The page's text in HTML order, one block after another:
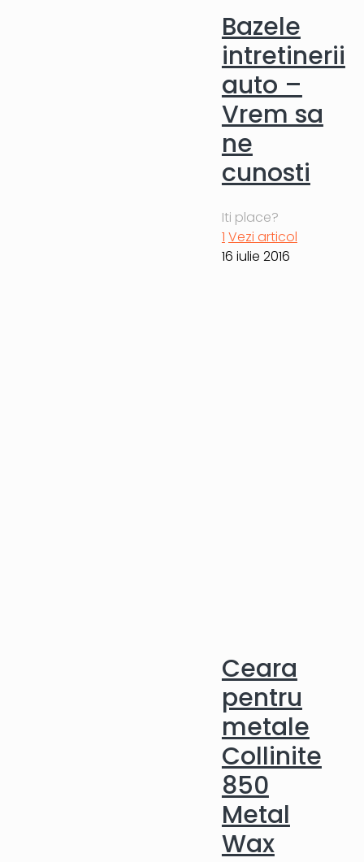
Bazele
intretinerii
auto –
Vrem sa
ne
cunosti
Iti place?
1 Vezi articol
16 iulie 2016
Ceara
pentru
metale
Collinite
850
Metal
Wax